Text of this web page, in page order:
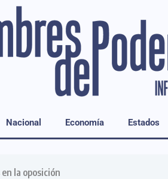
Nacional Economía Estados
la oposición